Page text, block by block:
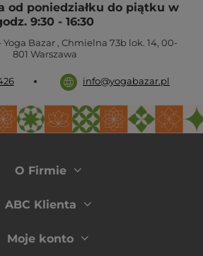
od poniedziałku do piątku w
9:30 - 16:30
Bazar , Chmielna 73b lok. 14, 00-
801 Warszawa
info@yogabazar.pl
O Firmie
ABC Klienta
Moje konto